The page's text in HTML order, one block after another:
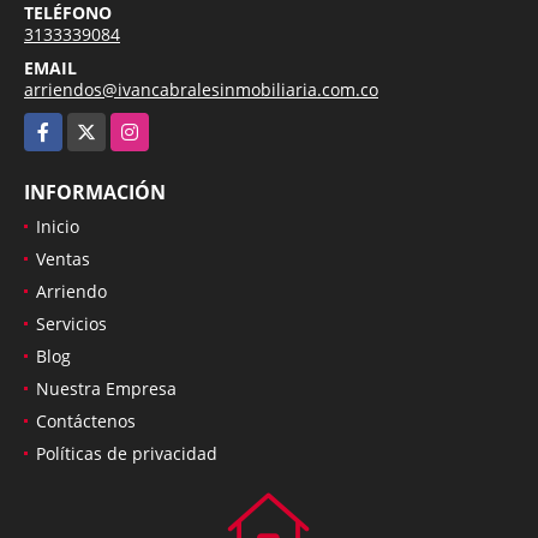
TELÉFONO
3133339084
EMAIL
arriendos@ivancabralesinmobiliaria.com.co
Facebook
Instagram
INFORMACIÓN
Inicio
Ventas
Arriendo
Servicios
Blog
Nuestra Empresa
Contáctenos
Políticas de privacidad